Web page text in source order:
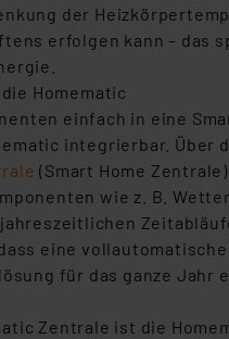
der
erfolgen kann – das
Homematic
einfach in eine
integrierbar. Über
(Smart Home
wie z. B.
eine vollautomatische
für das ganze Jahr
Zentrale ist die